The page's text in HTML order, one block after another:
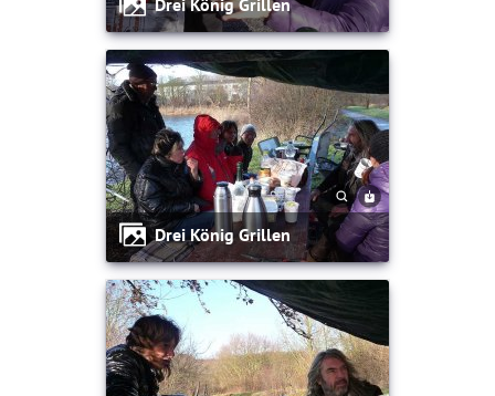
Drei König Grillen
Drei König Grillen